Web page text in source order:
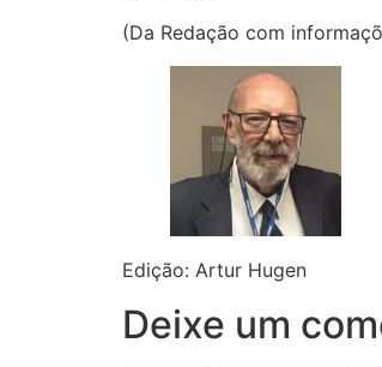
(Da Redação com
Edição: Artur Hugen
Deixe um